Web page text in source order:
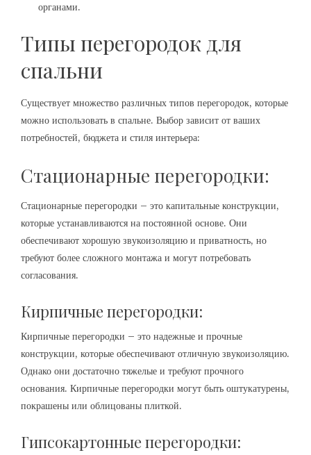
органами.
Типы перегородок для
спальни
Существует множество различных типов перегородок, которые
можно использовать в спальне. Выбор зависит от ваших
потребностей, бюджета и стиля интерьера:
Стационарные перегородки:
Стационарные перегородки – это капитальные конструкции,
которые устанавливаются на постоянной основе. Они
обеспечивают хорошую звукоизоляцию и приватность, но
требуют более сложного монтажа и могут потребовать
согласования.
Кирпичные перегородки:
Кирпичные перегородки – это надежные и прочные
конструкции, которые обеспечивают отличную звукоизоляцию.
Однако они достаточно тяжелые и требуют прочного
основания. Кирпичные перегородки могут быть оштукатурены,
покрашены или облицованы плиткой.
Гипсокартонные перегородки: